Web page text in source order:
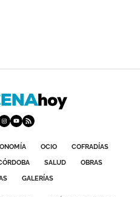
OCIO
COFRADÍAS
SALUD
OBRAS
GALERÍAS